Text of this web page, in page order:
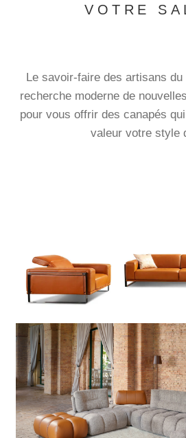
VOTRE
Le savoir-faire des artisans
recherche moderne de
pour vous offrir des canapés
valeur votre style